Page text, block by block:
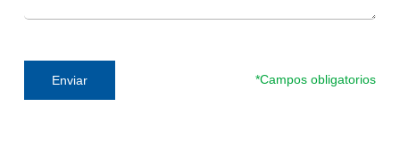
Enviar *Campos obligatorios